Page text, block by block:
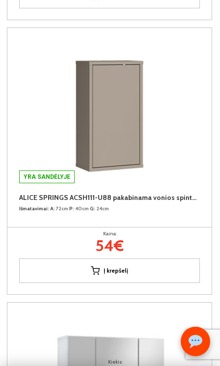
Kiekis:
YRA SANDĖLYJE
ALICE SPRINGS ACSH111-U88 pakabinama vonios spintelė
Išmatavimai: A: 72cm P: 40cm G: 24cm
Kaina:
54€
Į krepšelį